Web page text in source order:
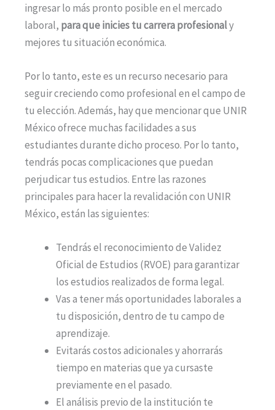
ingresar lo más pronto posible en el mercado
laboral, para que inicies tu carrera profesionaly
mejores tu situación económica.
Por lo tanto, este es un recurso necesario para
seguir creciendo como profesional en el campo de
tu elección. Además, hay que mencionar que UNIR
México ofrece muchas facilidades a sus
estudiantes durante dicho proceso. Por lo tanto,
tendrás pocas complicaciones que puedan
perjudicar tus estudios. Entre las razones
principales para hacer la revalidación con UNIR
México, están las siguientes:
Tendrás el reconocimiento de Validez
Oficial de Estudios (RVOE) para garantizar
los estudios realizados de forma legal.
Vas a tener más oportunidades laborales a
tu disposición, dentro de tu campo de
aprendizaje.
Evitarás costos adicionales y ahorrarás
tiempo en materias que ya cursaste
previamente en el pasado.
El análisis previo de la institución te